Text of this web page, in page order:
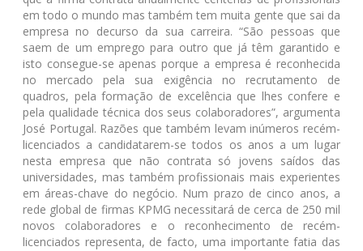
em todo o mundo mas também tem muita gente que sai da
empresa no decurso da sua carreira. “São pessoas que
saem de um emprego para outro que já têm garantido e
isto consegue-se apenas porque a empresa é reconhecida
no mercado pela sua exigência no recrutamento de
quadros, pela formação de excelência que lhes confere e
pela qualidade técnica dos seus colaboradores”, argumenta
José Portugal. Razões que também levam inúmeros recém-
licenciados a candidatarem-se todos os anos a um lugar
nesta empresa que não contrata só jovens saídos das
universidades, mas também profissionais mais experientes
em áreas-chave do negócio. Num prazo de cinco anos, a
rede global de firmas KPMG necessitará de cerca de 250 mil
novos colaboradores e o reconhecimento de recém-
licenciados representa, de facto, uma importante fatia das